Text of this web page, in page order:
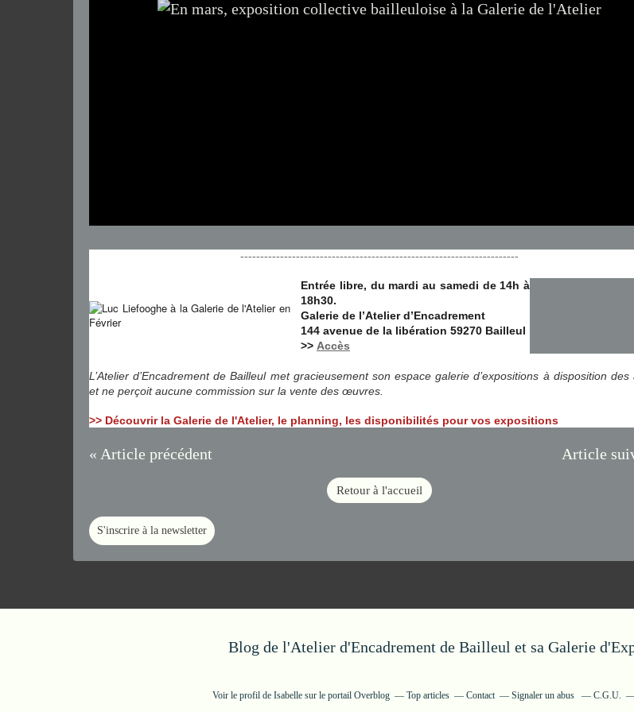
----------------------------------------------------------------------
Entrée libre, du mardi au samedi de 14h à
18h30.
Galerie de l’Atelier d’Encadrement
144 avenue de la libération 59270 Bailleul
>> Accès
L’Atelier d’Encadrement de Bailleul met gracieusement son espace galerie d’expositions à disposition des
et ne perçoit aucune commission sur la vente des œuvres.
>> Découvrir la Galerie de l'Atelier, le planning, les disponibilités pour vos expositions
« Article précédent Article
Retour à l'accueil
S'inscrire à la newsletter
Blog de l'Atelier d'Encadrement de Bailleul et sa Galerie
Voir le profil de Isabelle sur le portail Overblog Top articles Contact Signaler un abus C.G.U.